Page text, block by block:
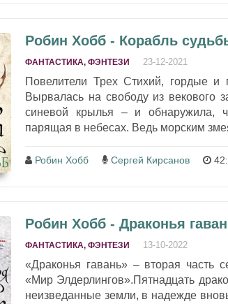
Робин Хобб - Корабль
ФАНТАСТИКА, ФЭНТЕЗИ 23-12-2021
Повелители Трех Стихий, гордые
Вырвалась на свободу из векового
синевой крылья – и обнаружила,
парящая в небесах. Ведь морским
Робин Хобб Сергей Кирсанов
Робин Хобб - Драконья
ФАНТАСТИКА, ФЭНТЕЗИ 13-10-2022
«Драконья гавань» – вторая часть
«Мир Элдерлингов».Пятнадцать
неизведанные земли, в надежде